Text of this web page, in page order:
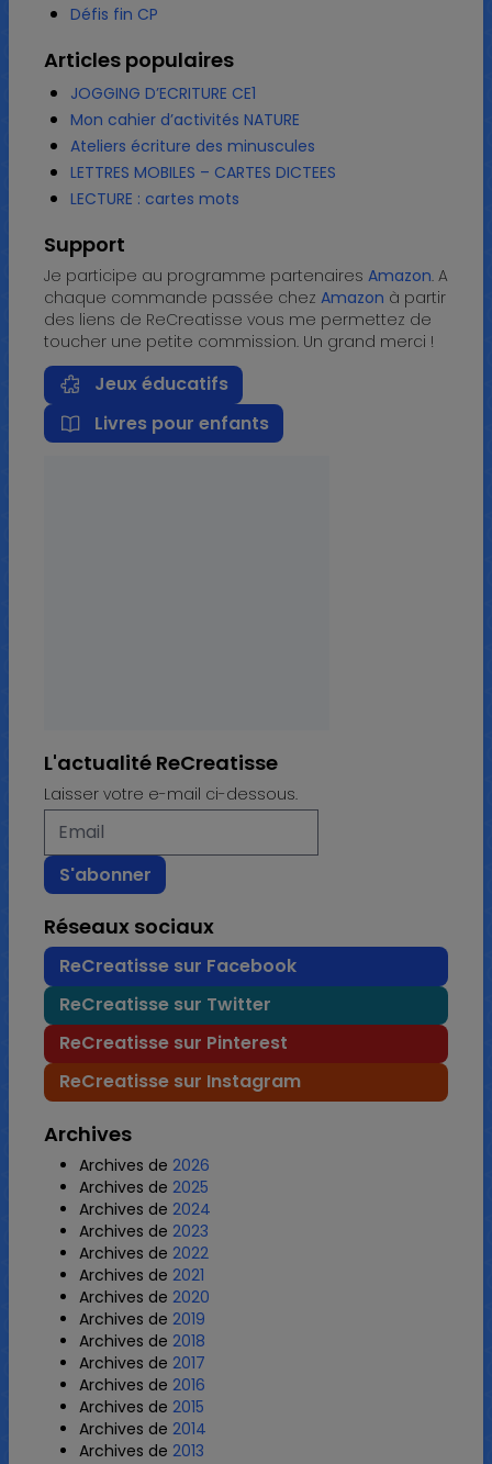
Défis fin CP
Articles populaires
JOGGING D’ECRITURE CE1
Mon cahier d’activités NATURE
Ateliers écriture des minuscules
LETTRES MOBILES – CARTES DICTEES
LECTURE : cartes mots
Support
Je participe au programme partenaires Amazon. A
chaque commande passée chez Amazon à partir
des liens de ReCreatisse vous me permettez de
toucher une petite commission. Un grand merci !
Jeux éducatifs
Livres pour enfants
L'actualité ReCreatisse
Laisser votre e-mail ci-dessous.
Réseaux sociaux
ReCreatisse sur Facebook
ReCreatisse sur Twitter
ReCreatisse sur Pinterest
ReCreatisse sur Instagram
Archives
Archives de 2026
Archives de 2025
Archives de 2024
Archives de 2023
Archives de 2022
Archives de 2021
Archives de 2020
Archives de 2019
Archives de 2018
Archives de 2017
Archives de 2016
Archives de 2015
Archives de 2014
Archives de 2013